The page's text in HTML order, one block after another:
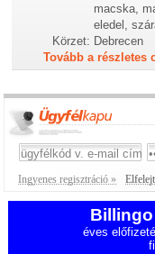
macska,
eledel,
Körzet: Debrecen
Tovább a részletes
Ingyenes regisztráció »
Billingo
éves